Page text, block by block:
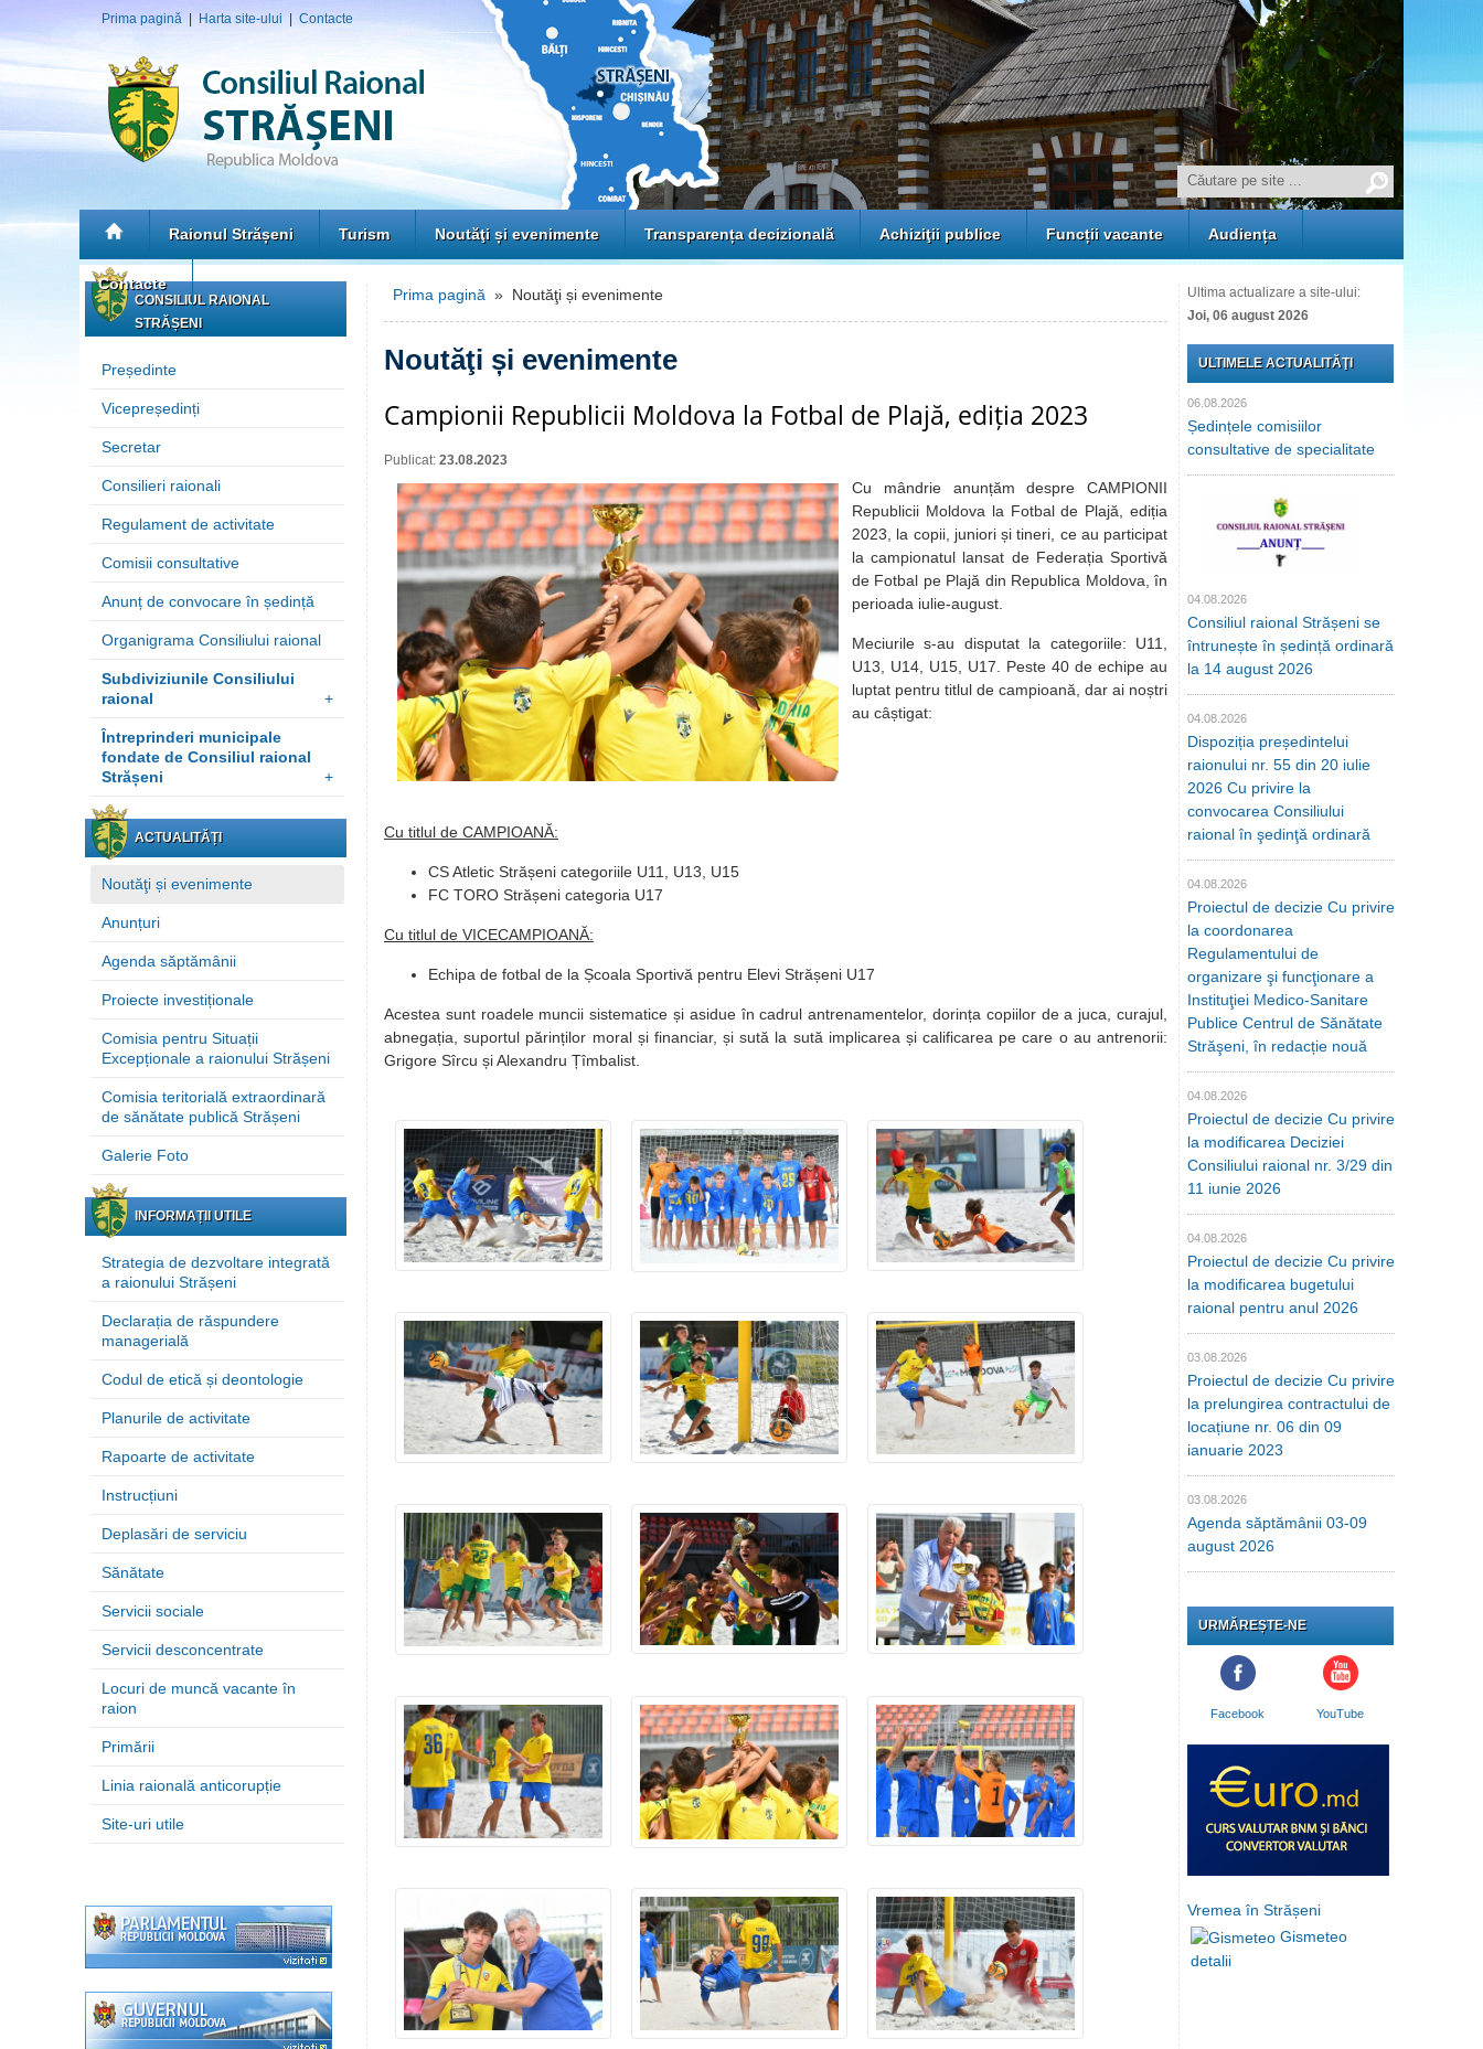
Prima pagină Harta site-ului Contacte
Raionul Strășeni Turism Noutăţi și evenimente Transparența decizională Achiziţii publice Funcții vacante Audiența
Contacte
CONSILIUL RAIONAL
STRĂȘENI
Președinte
Vicepreședinți
Secretar
Consilieri raionali
Regulament de activitate
Comisii consultative
Anunț de convocare în ședință
Organigrama Consiliului raional
Subdiviziunile Consiliului
raional
+
Întreprinderi municipale
fondate de Consiliul raional
Strășeni
+
ACTUALITĂȚI
Noutăţi și evenimente
Anunțuri
Agenda săptămânii
Proiecte investiționale
Comisia pentru Situații
Excepționale a raionului Strășeni
Comisia teritorială extraordinară
de sănătate publică Strășeni
Galerie Foto
INFORMAȚII UTILE
Strategia de dezvoltare integrată
a raionului Strășeni
Declarația de răspundere
managerială
Codul de etică și deontologie
Planurile de activitate
Rapoarte de activitate
Instrucțiuni
Deplasări de serviciu
Sănătate
Servicii sociale
Servicii desconcentrate
Locuri de muncă vacante în
raion
Primării
Linia raională anticorupție
Site-uri utile
Prima pagină » Noutăţi și evenimente
Noutăţi și evenimente
Campionii Republicii Moldova la Fotbal de Plajă, ediția 2023
Publicat: 23.08.2023
Cu mândrie anunțăm despre CAMPIONII
Republicii Moldova la Fotbal de Plajă, ediția
2023, la copii, juniori și tineri, ce au participat
la campionatul lansat de Federația Sportivă
de Fotbal pe Plajă din Republica Moldova, în
perioada iulie-august.
Meciurile s-au disputat la categoriile: U11,
U13, U14, U15, U17. Peste 40 de echipe au
luptat pentru titlul de campioană, dar ai noștri
au câștigat:
Cu titlul de CAMPIOANĂ:
CS Atletic Strășeni categoriile U11, U13, U15
FC TORO Strășeni categoria U17
Cu titlul de VICECAMPIOANĂ:
Echipa de fotbal de la Școala Sportivă pentru Elevi Strășeni U17
Acestea sunt roadele muncii sistematice și asidue în cadrul antrenamentelor, dorința copiilor de a juca, curajul,
abnegația, suportul părinților moral și financiar, și sută la sută implicarea și calificarea pe care o au antrenorii:
Grigore Sîrcu și Alexandru Țîmbalist.
Ultima actualizare a site-ului:
Joi, 06 august 2026
ULTIMELE ACTUALITĂŢI
06.08.2026
Ședințele comisiilor
consultative de specialitate
04.08.2026
Consiliul raional Strășeni se
întrunește în ședință ordinară
la 14 august 2026
04.08.2026
Dispoziția președintelui
raionului nr. 55 din 20 iulie
2026 Cu privire la
convocarea Consiliului
raional în şedinţă ordinară
04.08.2026
Proiectul de decizie Cu privire
la coordonarea
Regulamentului de
organizare şi funcţionare a
Instituţiei Medico-Sanitare
Publice Centrul de Sănătate
Străşeni, în redacție nouă
04.08.2026
Proiectul de decizie Cu privire
la modificarea Deciziei
Consiliului raional nr. 3/29 din
11 iunie 2026
04.08.2026
Proiectul de decizie Cu privire
la modificarea bugetului
raional pentru anul 2026
03.08.2026
Proiectul de decizie Cu privire
la prelungirea contractului de
locațiune nr. 06 din 09
ianuarie 2023
03.08.2026
Agenda săptămânii 03-09
august 2026
URMĂREȘTE-NE
Facebook YouTube
Vremea în Strășeni
Gismeteo
detalii